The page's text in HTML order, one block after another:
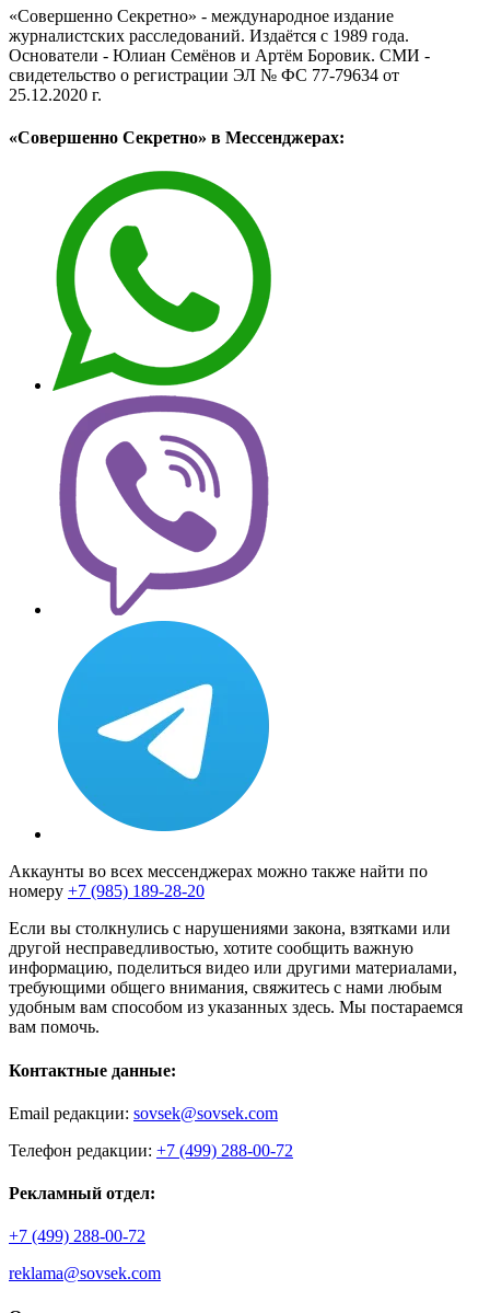
«Совершенно Секретно» - международное издание
журналистских расследований. Издаётся с 1989 года.
Основатели - Юлиан Семёнов и Артём Боровик. CМИ -
свидетельство о регистрации ЭЛ № ФС 77-79634 от
25.12.2020 г.
«Совершенно Секретно» в Мессенджерах:
Аккаунты во всех мессенджерах можно также найти по
номеру +7 (985) 189-28-20
Если вы столкнулись с нарушениями закона, взятками или
другой несправедливостью, хотите сообщить важную
информацию, поделиться видео или другими материалами,
требующими общего внимания, свяжитесь с нами любым
удобным вам способом из указанных здесь. Мы постараемся
вам помочь.
Контактные данные:
Email редакции: sovsek@sovsek.com
Телефон редакции: +7 (499) 288-00-72
Рекламный отдел:
+7 (499) 288-00-72
reklama@sovsek.com